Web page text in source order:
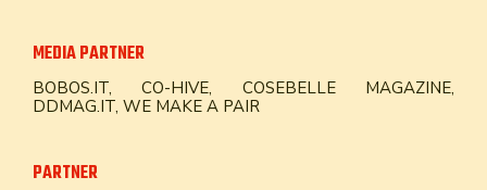
MEDIA PARTNER
BOBOS.IT, CO-HIVE, COSEBELLE MAGAZINE,
DDMAG.IT, WE MAKE A PAIR
PARTNER